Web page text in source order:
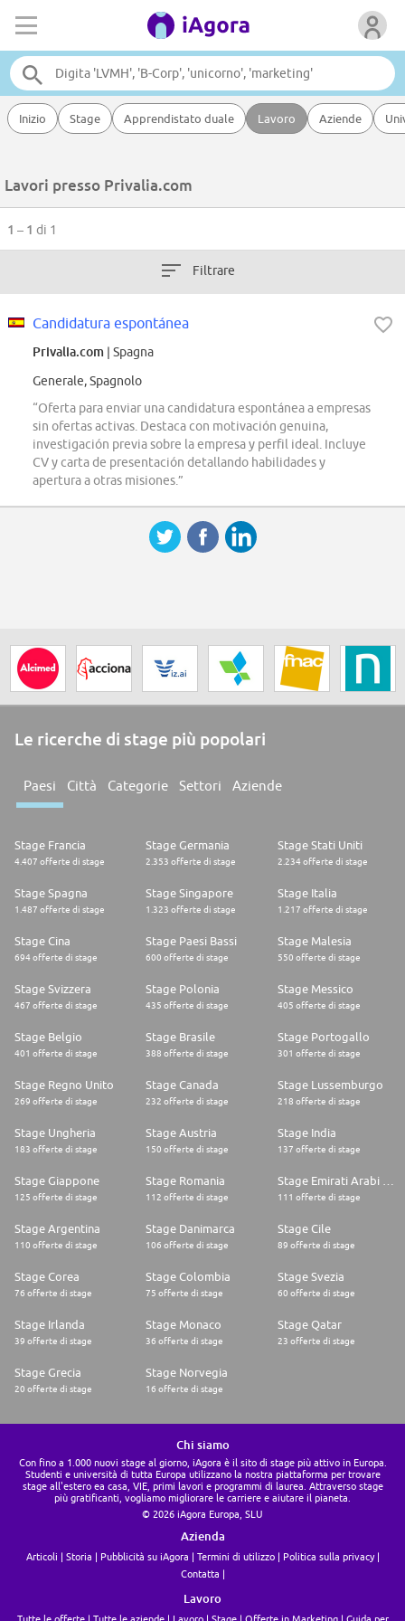
Inizio Stage Apprendistato duale Lavoro Aziende
Lavori presso Privalia.com
1 – 1 di 1
Filtrare
Candidatura espontánea
Privalia.com | Spagna
Generale, Spagnolo
“Oferta para enviar una candidatura espontánea a empresas
sin ofertas activas. Destaca con motivación genuina,
investigación previa sobre la empresa y perfil ideal. Incluye
CV y carta de presentación detallando habilidades y
apertura a otras misiones.”
Le ricerche di stage più popolari
Paesi Città Categorie Settori Aziende
Stage Francia
4.407 offerte di stage
Stage Germania
2.353 offerte di stage
Stage Stati Uniti
2.234 offerte di stage
Stage Spagna
1.487 offerte di stage
Stage Singapore
1.323 offerte di stage
Stage Italia
1.217 offerte di stage
Stage Cina
694 offerte di stage
Stage Paesi Bassi
600 offerte di stage
Stage Malesia
550 offerte di stage
Stage Svizzera
467 offerte di stage
Stage Polonia
435 offerte di stage
Stage Messico
405 offerte di stage
Stage Belgio
401 offerte di stage
Stage Brasile
388 offerte di stage
Stage Portogallo
301 offerte di stage
Stage Regno Unito
269 offerte di stage
Stage Canada
232 offerte di stage
Stage Lussemburgo
218 offerte di stage
Stage Ungheria
183 offerte di stage
Stage Austria
150 offerte di stage
Stage India
137 offerte di stage
Stage Giappone
125 offerte di stage
Stage Romania
112 offerte di stage 111 offerte di stage
Stage Argentina
110 offerte di stage
Stage Danimarca
106 offerte di stage
Stage Cile
89 offerte di stage
Stage Corea
76 offerte di stage
Stage Colombia
75 offerte di stage
Stage Svezia
60 offerte di stage
Stage Irlanda
39 offerte di stage
Stage Monaco
36 offerte di stage
Stage Qatar
23 offerte di stage
Stage Grecia
20 offerte di stage
Stage Norvegia
16 offerte di stage
Chi siamo
Con fino a 1.000 nuovi stage al giorno, iAgora è il sito di stage più attivo in Europa.
Studenti e università di tutta Europa utilizzano la nostra piattaforma per trovare
stage all'estero ea casa, VIE, primi lavori e programmi di laurea. Attraverso stage
più gratificanti, vogliamo migliorare le carriere e aiutare il pianeta.
© 2026 iAgora Europa, SLU
Azienda
Articoli Storia Pubblicità su iAgora Termini di utilizzo
Politica sulla privacy
Contatta
Lavoro